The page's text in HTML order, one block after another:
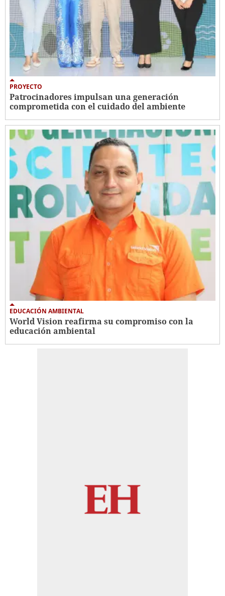
PROYECTO
Patrocinadores impulsan una generación
comprometida con el cuidado del ambiente
EDUCACIÓN AMBIENTAL
World Vision reafirma su compromiso con la
educación ambiental